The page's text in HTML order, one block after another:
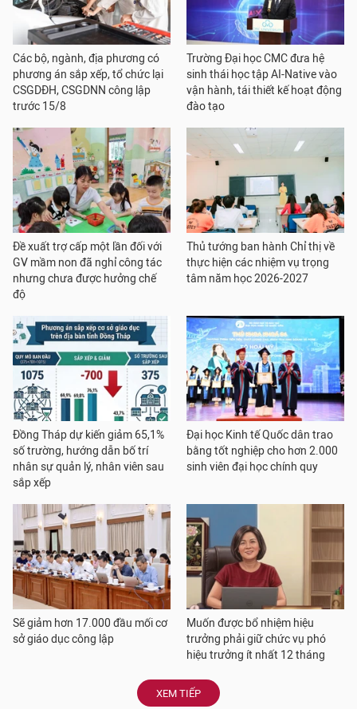
Các bộ, ngành, địa phương có
phương án sắp xếp, tổ chức lại
CSGDĐH, CSGDNN công lập
trước 15/8
Trường Đại học CMC đưa hệ
sinh thái học tập AI-Native vào
vận hành, tái thiết kế hoạt động
đào tạo
Đề xuất trợ cấp một lần đối với
GV mầm non đã nghỉ công tác
nhưng chưa được hưởng chế
độ
Thủ tướng ban hành Chỉ thị về
thực hiện các nhiệm vụ trọng
tâm năm học 2026-2027
Đồng Tháp dự kiến giảm 65,1%
số trường, hướng dẫn bố trí
nhân sự quản lý, nhân viên sau
sắp xếp
Đại học Kinh tế Quốc dân trao
bằng tốt nghiệp cho hơn 2.000
sinh viên đại học chính quy
Sẽ giảm hơn 17.000 đầu mối cơ
sở giáo dục công lập
Muốn được bổ nhiệm hiệu
trưởng phải giữ chức vụ phó
hiệu trưởng ít nhất 12 tháng
XEM TIẾP